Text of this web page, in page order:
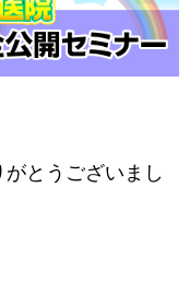
とうございまし